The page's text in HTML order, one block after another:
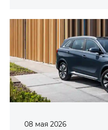
08 мая 2026